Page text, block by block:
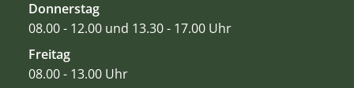
Donnerstag
08.00 - 12.00 und 13.30 - 17.00 Uhr
Freitag
08.00 - 13.00 Uhr